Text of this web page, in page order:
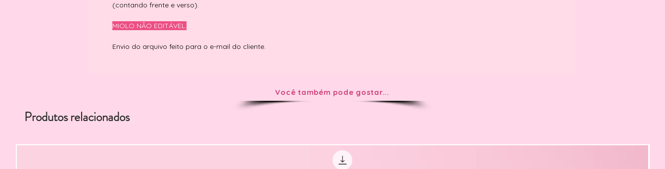
(contando frente e verso).
MIOLO NÃO EDITÁVEL.
Envio do arquivo feito para o e-mail do cliente.
Você também pode gostar...
Produtos relacionados